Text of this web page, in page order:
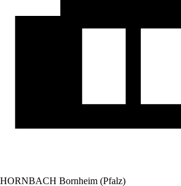
HORNBACH Bornheim (Pfalz)